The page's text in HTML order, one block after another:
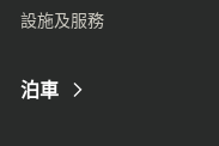
設施及服務
泊車